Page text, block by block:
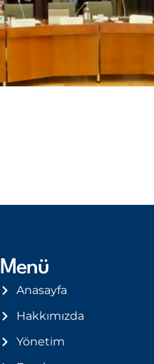
Menü
Anasayfa
Hakkımızda
Yönetim